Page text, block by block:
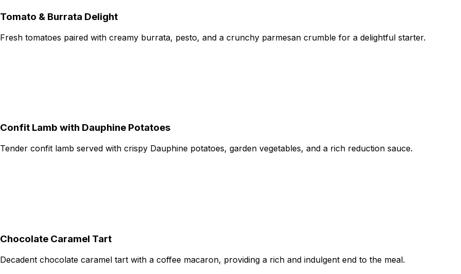
Tomato & Burrata Delight
Fresh tomatoes paired with creamy burrata, pesto, and a crunchy parmesan crumble for a delightful starter.
Confit Lamb with Dauphine Potatoes
Tender confit lamb served with crispy Dauphine potatoes, garden vegetables, and a rich reduction sauce.
Chocolate Caramel Tart
Decadent chocolate caramel tart with a coffee macaron, providing a rich and indulgent end to the meal.